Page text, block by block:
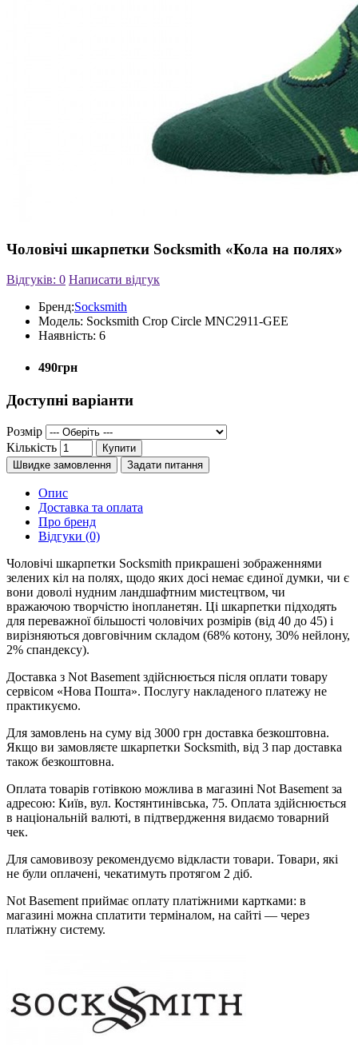
Чоловічі шкарпетки Socksmith «Кола на полях»
Відгуків: 0 Написати відгук
Бренд:Socksmith
Модель: Socksmith Crop Circle MNC2911-GEE
Наявність: 6
490грн
Доступні варіанти
Розмір
Кількість
Купити
Швидке замовлення
Задати питання
Опис
Доставка та оплата
Про бренд
Відгуки (0)
Чоловічі шкарпетки Socksmith прикрашені зображеннями
зелених кіл на полях, щодо яких досі немає єдиної думки, чи є
вони доволі нудним ландшафтним мистецтвом, чи
вражаючою творчістю інопланетян. Ці шкарпетки підходять
для переважної більшості чоловічих розмірів (від 40 до 45) і
вирізняються довговічним складом (68% котону, 30% нейлону,
2% спандексу).
Доставка з Not Basement здійснюється після оплати товару
сервісом «Нова Пошта». Послугу накладеного платежу не
практикуємо.
Для замовлень на суму від 3000 грн доставка безкоштовна.
Якщо ви замовляєте шкарпетки Socksmith, від 3 пар доставка
також безкоштовна.
Оплата товарів готівкою можлива в магазині Not Basement за
адресою: Київ, вул. Костянтинівська, 75. Оплата здійснюється
в національній валюті, в підтвердження видаємо товарний
чек.
Для самовивозу рекомендуємо відкласти товари. Товари, які
не були оплачені, чекатимуть протягом 2 діб.
Not Basement приймає оплату платіжними картками: в
магазині можна сплатити терміналом, на сайті — через
платіжну систему.